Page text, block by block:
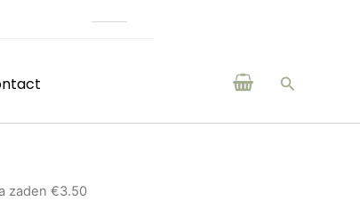
makers uit de regio
Zoeken
zaden €3.50